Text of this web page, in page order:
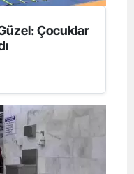
Çocuklar